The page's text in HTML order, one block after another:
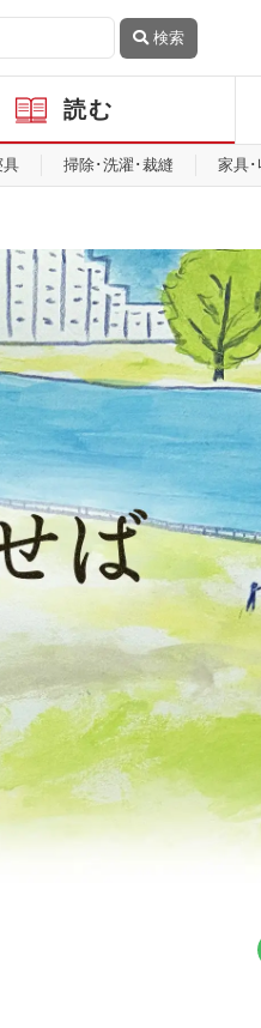
検索
読む
具 掃除･洗濯･裁縫 家具･